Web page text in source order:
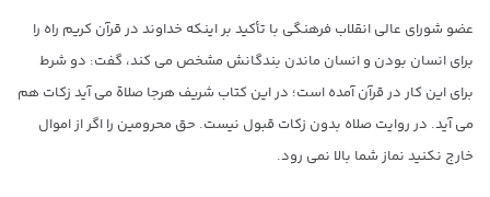
عضو شورای عالی انقلاب فرهنگی با تأکید بر اینکه خداوند در قرآن کریم راه را
برای انسان بودن و انسان ماندن بندگانش مشخص می کند، گفت: دو شرط
برای این کار در قرآن آمده است؛ در این کتاب شریف هرجا صلاة می آید زکات هم
می آید. در روایت صلاه بدون زکات قبول نیست. حق محرومین را اگر از اموال
خارج نکنید نماز شما بالا نمی رود.